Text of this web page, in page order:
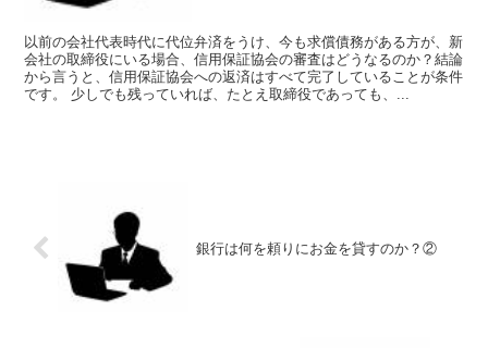
以前の会社代表時代に代位弁済をうけ、今も求償債務がある方が、新
会社の取締役にいる場合、信用保証協会の審査はどうなるのか？結論
から言うと、信用保証協会への返済はすべて完了していることが条件
です。 少しでも残っていれば、たとえ取締役であっても、...
銀行は何を頼りにお金を貸すのか？②